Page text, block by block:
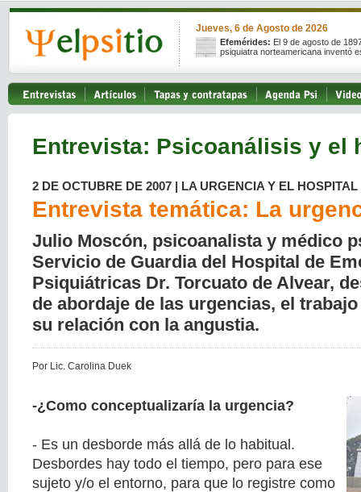
Jueves, 6 de Agosto de 2026
Efemérides: El 9 de agosto de
psiquiatra norteamericana inventó
Entrevista: Psicoanálisis y el
2 DE OCTUBRE DE 2007 | LA URGENCIA Y EL HOSPITAL
Entrevista temática: La
Julio Moscón, psicoanalista y médico
Servicio de Guardia del Hospital de
Psiquiátricas Dr. Torcuato de Alvear,
de abordaje de las urgencias, el
su relación con la angustia.
Por Lic. Carolina Duek
-¿Como conceptualizaría la urgencia?
- Es un desborde más allá de lo habitual.
Desbordes hay todo el tiempo, pero para ese
sujeto y/o el entorno, para que lo registre como